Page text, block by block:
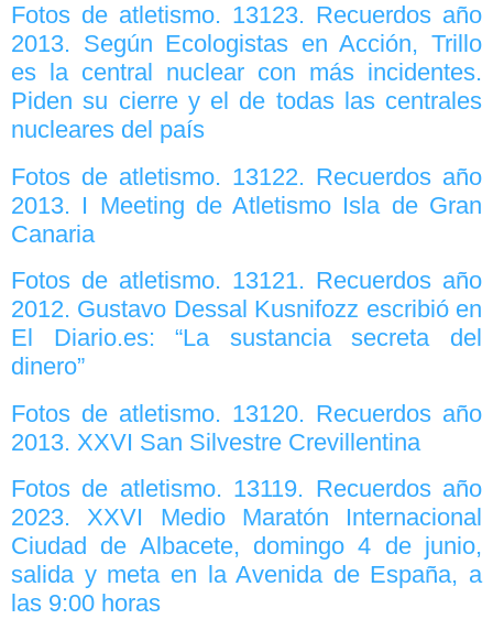
Fotos de atletismo. 13123. Recuerdos año
2013. Según Ecologistas en Acción, Trillo
es la central nuclear con más incidentes.
Piden su cierre y el de todas las centrales
nucleares del país
Fotos de atletismo. 13122. Recuerdos año
2013. I Meeting de Atletismo Isla de Gran
Canaria
Fotos de atletismo. 13121. Recuerdos año
2012. Gustavo Dessal Kusnifozz escribió en
El Diario.es: “La sustancia secreta del
dinero”
Fotos de atletismo. 13120. Recuerdos año
2013. XXVI San Silvestre Crevillentina
Fotos de atletismo. 13119. Recuerdos año
2023. XXVI Medio Maratón Internacional
Ciudad de Albacete, domingo 4 de junio,
salida y meta en la Avenida de España, a
las 9:00 horas